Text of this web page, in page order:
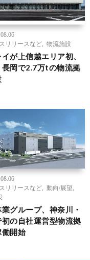
リリースなど
物流施設
が上信越エリア初、
長岡で2.7万tの物流拠
リリースなど
動向/展望
グループ、神奈川・
初の自社運営型物流拠
働開始